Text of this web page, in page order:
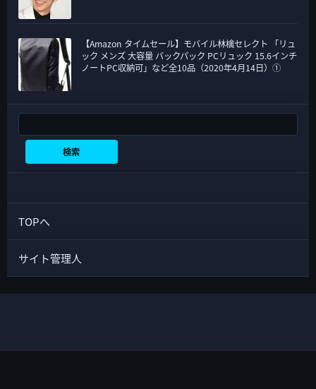
【Amazon タイムセール】モバイル林檎セレクト 「リュ
ック メンズ 大容量 バックパック PCリュック 15.6インチ
ノートPC収納可」など全10品（2020年4月14日）①
検索
TOPへ
サイト管理人